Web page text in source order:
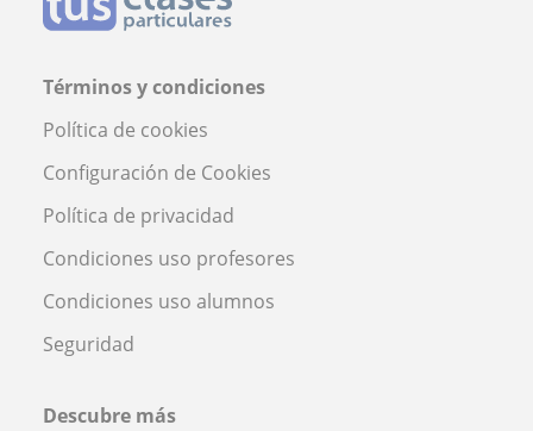
Términos y condiciones
Política de cookies
Configuración de Cookies
Política de privacidad
Condiciones uso profesores
Condiciones uso alumnos
Seguridad
Descubre más